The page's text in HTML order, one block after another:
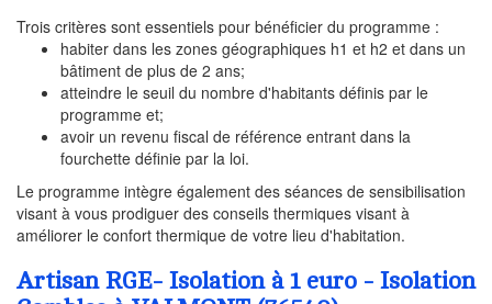
Trois critères sont essentiels pour bénéficier du programme :
habiter dans les zones géographiques h1 et h2 et dans un
bâtiment de plus de 2 ans;
atteindre le seuil du nombre d'habitants définis par le
programme et;
avoir un revenu fiscal de référence entrant dans la
fourchette définie par la loi.
Le programme intègre également des séances de sensibilisation
visant à vous prodiguer des conseils thermiques visant à
améliorer le confort thermique de votre lieu d'habitation.
Artisan RGE- Isolation à 1 euro - Isolation